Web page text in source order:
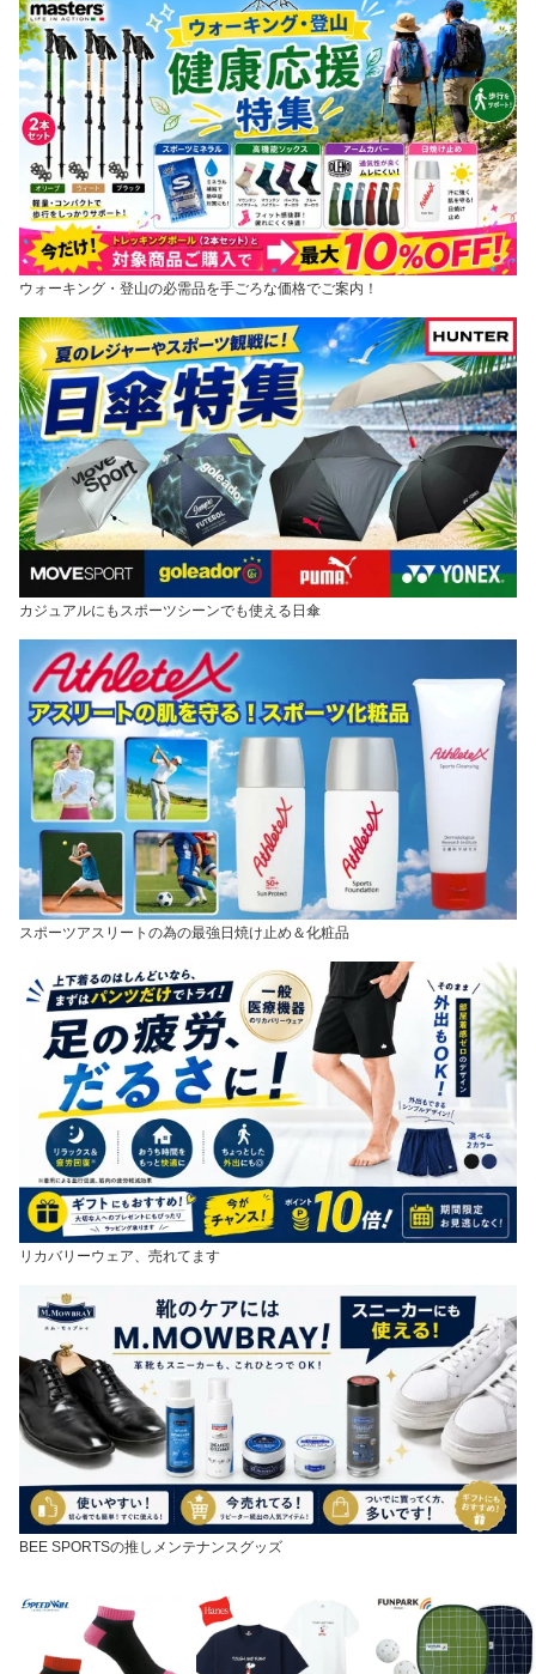
ウォーキング・登山の必需品を手ごろな価格でご案内！
カジュアルにもスポーツシーンでも使える日傘
スポーツアスリートの為の最強日焼け止め＆化粧品
リカバリーウェア、売れてます
BEE SPORTSの推しメンテナンスグッズ